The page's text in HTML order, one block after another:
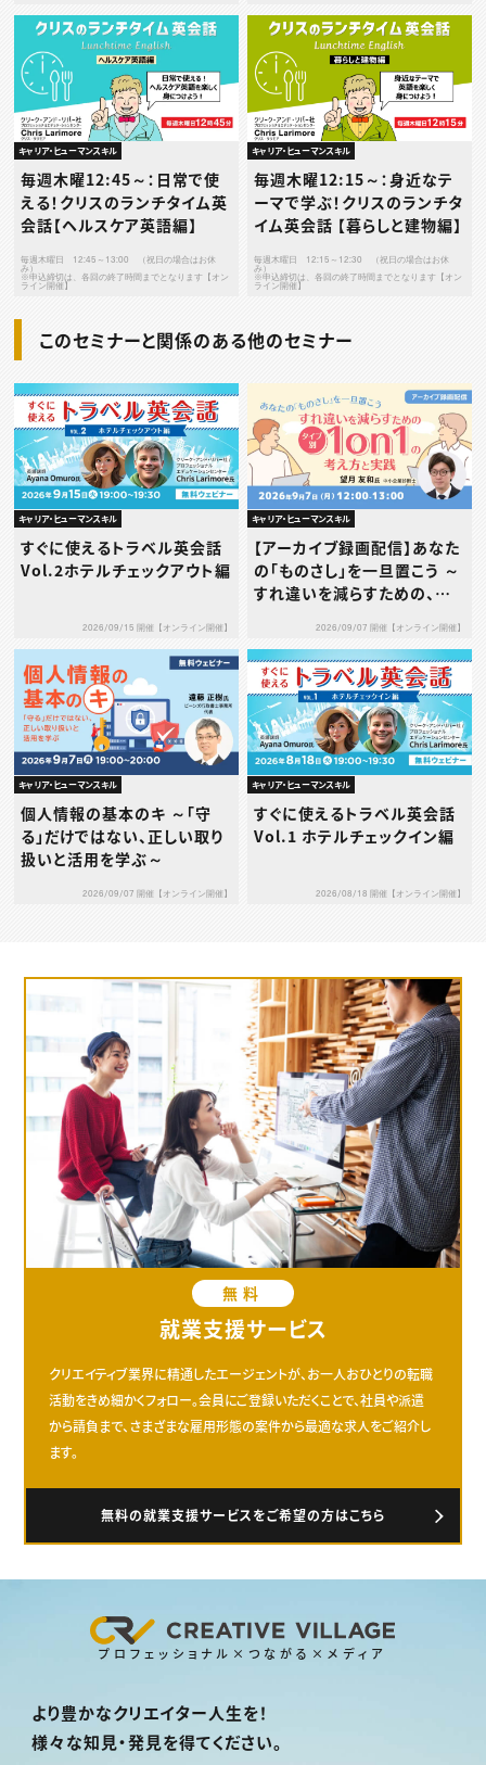
キャリア・ヒューマンスキル
毎週木曜12:45～：日常で使
える！クリスのランチタイム英
会話【ヘルスケア英語編】
毎週木曜日 12:45～13:00 （祝日の場合はお休
み）
※申込締切は、各回の終了時間までとなります【オン
ライン開催】
キャリア・ヒューマンスキル
毎週木曜12:15～：身近なテ
ーマで学ぶ！クリスのランチタ
イム英会話 【暮らしと建物編】
毎週木曜日 12:15～12:30 （祝日の場合はお休
み）
※申込締切は、各回の終了時間までとなります【オン
ライン開催】
このセミナーと関係のある他のセミナー
キャリア・ヒューマンスキル
すぐに使えるトラベル英会話
Vol.2ホテルチェックアウト編
2026/09/15 開催【オンライン開催】
キャリア・ヒューマンスキル
【アーカイブ録画配信】あなた
の「ものさし」を一旦置こう ～
すれ違いを減らすための、タ
2026/09/07 開催【オンライン開催】
キャリア・ヒューマンスキル
個人情報の基本のキ ～「守
る」だけではない、正しい取り
扱いと活用を学ぶ～
2026/09/07 開催【オンライン開催】
キャリア・ヒューマンスキル
すぐに使えるトラベル英会話
Vol.1 ホテルチェックイン編
2026/08/18 開催【オンライン開催】
無料
就業支援サービス
クリエイティブ業界に精通したエージェントが、お一人おひとりの転職
活動をきめ細かくフォロー。会員にご登録いただくことで、社員や派遣
から請負まで、さまざまな雇用形態の案件から最適な求人をご紹介し
ます。
無料の就業支援サービスをご希望の方はこちら
プロフェッショナル×つながる×メディア
より豊かなクリエイター人生を！
様々な知見・発見を得てください。